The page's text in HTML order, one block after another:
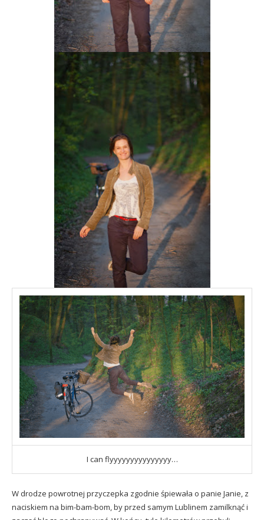
I can flyyyyyyyyyyyyyyy…
W drodze powrotnej przyczepka zgodnie śpiewała o panie Janie, z
naciskiem na bim-bam-bom, by przed samym Lublinem zamilknąć i